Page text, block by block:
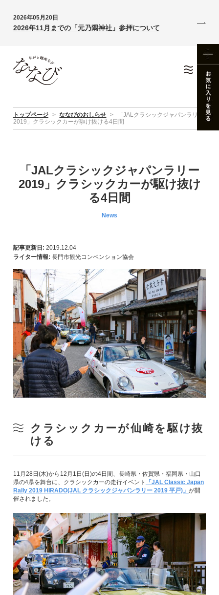
2026年05月20日
2026年11月までの「元乃隅神社」参拝について
トップページ > ななびのおしらせ >
「JALクラシックジャパンラリー
2019」クラシックカーが駆け抜ける4日間
「JALクラシックジャパンラリー
2019」クラシックカーが駆け抜け
る4日間
News
記事更新日: 2019.12.04
ライター情報: 長門市観光コンベンション協会
クラシックカーが仙崎を駆け抜
ける
11月28日(木)から12月1日(日)の4日間、長崎県・佐賀県・福岡県・山口
県の4県を舞台に、クラシックカーの走行イベント
「JAL Classic Japan
Rally 2019 HIRADO(JAL クラシックジャパンラリー 2019 平戸)」 が開
催されました。